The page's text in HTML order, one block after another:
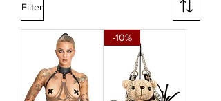
Filter
-10%